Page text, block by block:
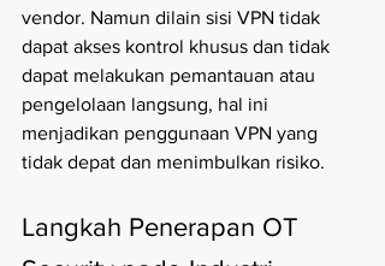
vendor. Namun dilain sisi VPN tidak
dapat akses kontrol khusus dan tidak
dapat melakukan pemantauan atau
pengelolaan langsung, hal ini
menjadikan penggunaan VPN yang
tidak depat dan menimbulkan risiko.
Langkah Penerapan OT